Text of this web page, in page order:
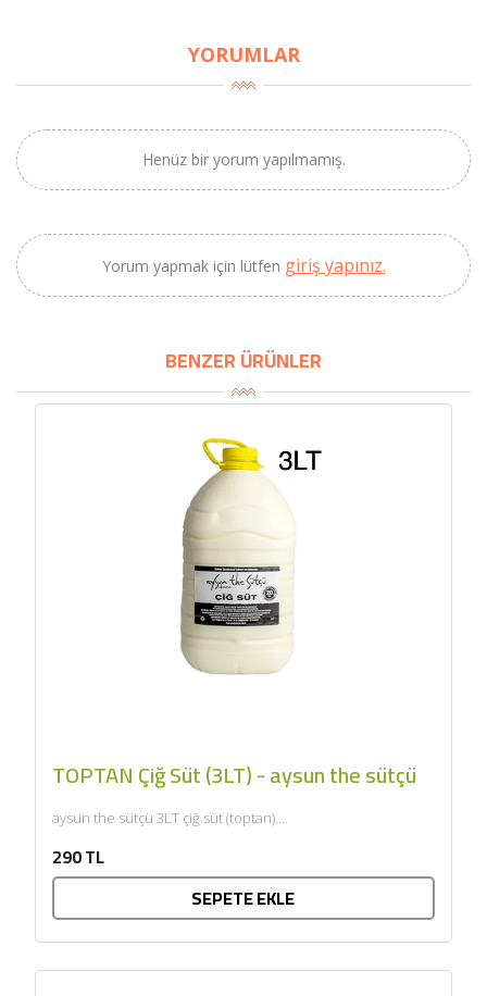
YORUMLAR
Henüz bir yorum yapılmamış.
Yorum yapmak için lütfen giriş yapınız.
BENZER ÜRÜNLER
TOPTAN Çiğ Süt (3LT) - aysun the sütçü
aysun the sütçü 3LT çiğ süt (toptan)...
290 TL
SEPETE EKLE
BU HAFTANIN PLANLI İNDİRİMİ
2320,00 TL
Sızma Zeytinyağı
(2025 Yeni Hasat,
Güney Ege, 5 Litre) -
SEPETE EKLE